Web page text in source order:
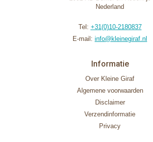
Nederland
Tel: +31(0)10-2180837
E-mail: info@kleinegiraf.nl
Informatie
Over Kleine Giraf
Algemene voorwaarden
Disclaimer
Verzendinformatie
Privacy